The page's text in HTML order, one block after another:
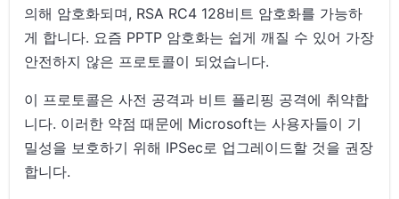
의해 암호화되며, RSA RC4 128비트 암호화를 가능하
게 합니다. 요즘 PPTP 암호화는 쉽게 깨질 수 있어 가장
안전하지 않은 프로토콜이 되었습니다.
이 프로토콜은 사전 공격과 비트 플리핑 공격에 취약합
니다. 이러한 약점 때문에 Microsoft는 사용자들이 기
밀성을 보호하기 위해 IPSec로 업그레이드할 것을 권장
합니다.